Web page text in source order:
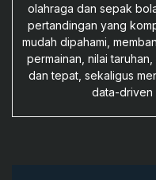
olahraga dan sepak
pertandingan yang
mudah dipahami,
permainan, nilai
dan tepat, sekaligus
data-driven